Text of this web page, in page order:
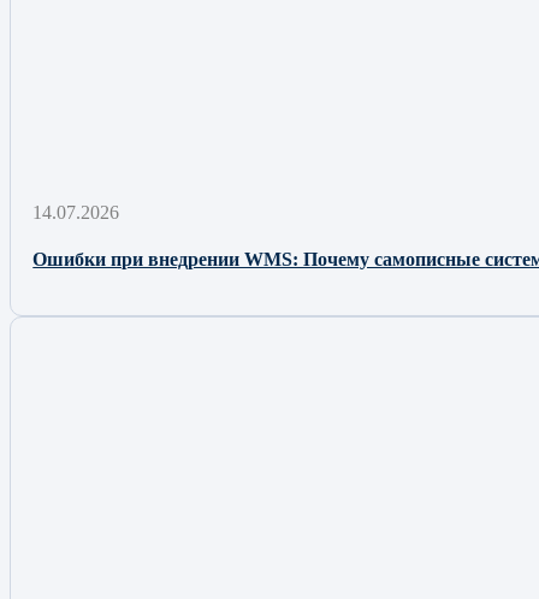
14.07.2026
Ошибки при внедрении WMS: Почему самописные